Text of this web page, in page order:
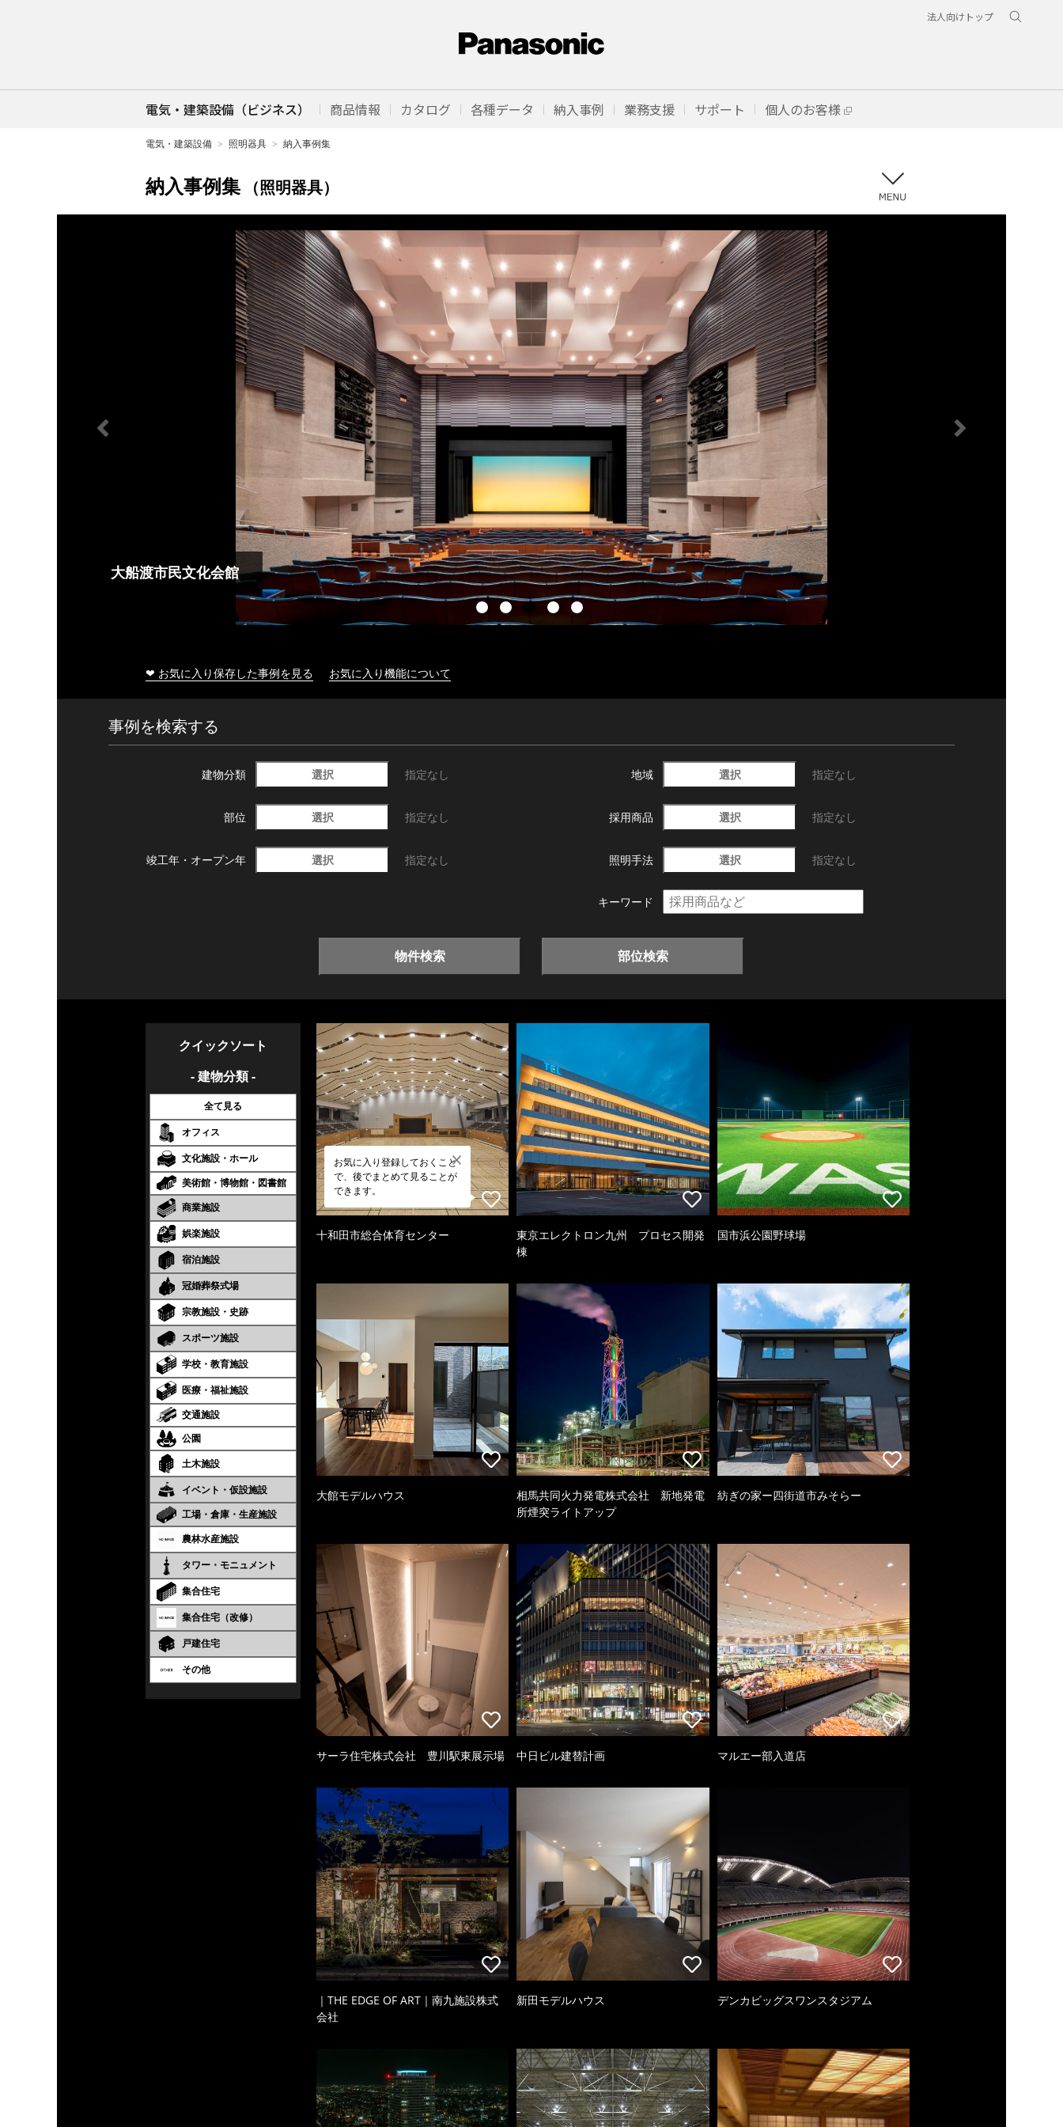
法人向けトップ
電気・建築設備（ビジネス） 商品情報 カタログ 各種データ 納入事例 業務支援 サポート 個人のお客様
電気・建築設備 照明器具 納入事例集
納入事例集 （照明器具）
大船渡市民文化会館
❤ お気に入り保存した事例を見る お気に入り機能について
事例を検索する
建物分類 選択 指定なし 地域 選択 指定なし
部位 選択 指定なし 採用商品 選択 指定なし
竣工年・ オープン年 選択 指定なし 照明手法 選択 指定なし
キーワード
物件検索 部位検索
クイックソート
- 建物分類 -
全て見る
オフィス
文化施設・ホール
美術館・博物館・図書館
商業施設
娯楽施設
宿泊施設
冠婚葬祭式場
宗教施設・史跡
スポーツ施設
学校・教育施設
医療・福祉施設
交通施設
公園
土木施設
イベント・仮設施設
工場・倉庫・生産施設
農林水産施設
タワー・モニュメント
集合住宅
集合住宅（改修）
戸建住宅
その他
お気に入り登録しておくこと
で、後でまとめて見ることが
できます。
十和田市総合体育センター
東京エレクトロン九州 プロセス開発
棟
国市浜公園野球場
大館モデルハウス
相馬共同火力発電株式会社 新地発電
所煙突ライトアップ
紡ぎの家ー四街道市みそらー
サーラ住宅株式会社 豊川駅東展示場 中日ビル建替計画 マルエー部入道店
｜THE EDGE OF ART｜南九施設株式
会社
新田モデルハウス デンカビッグスワンスタジアム